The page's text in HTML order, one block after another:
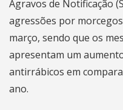
Agravos de Notificação
agressões por
março, sendo que os
apresentam um
antirrábicos em
ano.